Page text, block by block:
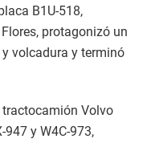
B1U-518,
protagonizó un
volcadura y terminó
Volvo
947 y W4C-973,